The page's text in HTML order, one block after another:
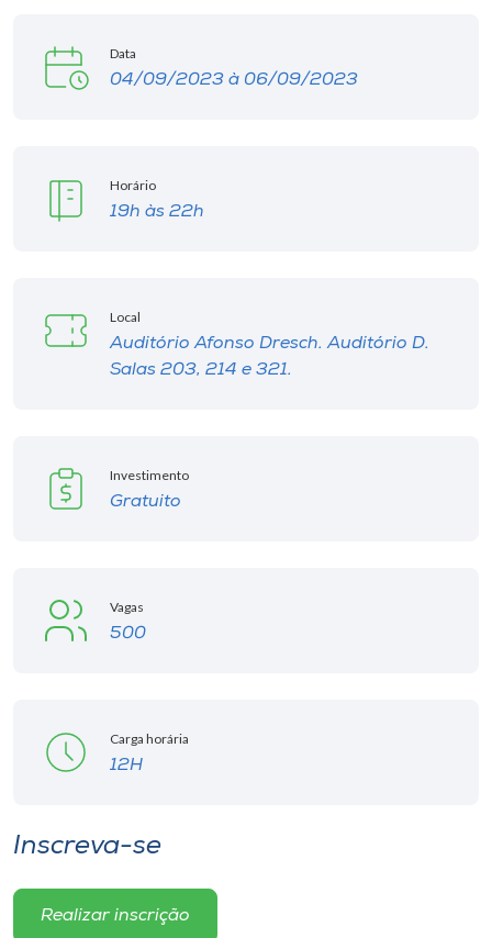
Data
04/09/2023 à 06/09/2023
Horário
19h às 22h
Local
Auditório Afonso Dresch. Auditório D.
Salas 203, 214 e 321.
Investimento
Gratuito
Vagas
500
Carga horária
12H
Inscreva-se
Realizar inscrição